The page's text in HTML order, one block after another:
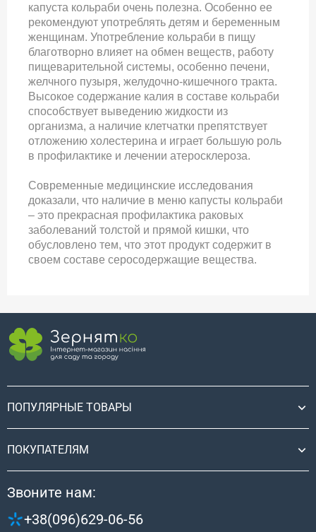
капуста кольраби очень полезна. Особенно ее
рекомендуют употреблять детям и беременным
женщинам. Употребление кольраби в пищу
благотворно влияет на обмен веществ, работу
пищеварительной системы, особенно печени,
желчного пузыря, желудочно-кишечного тракта.
Высокое содержание калия в составе кольраби
способствует выведению жидкости из
организма, а наличие клетчатки препятствует
отложению холестерина и играет большую роль
в профилактике и лечении атеросклероза.
Современные медицинские исследования
доказали, что наличие в меню капусты кольраби
– это прекрасная профилактика раковых
заболеваний толстой и прямой кишки, что
обусловлено тем, что этот продукт содержит в
своем составе серосодержащие вещества.
ПОПУЛЯРНЫЕ ТОВАРЫ
ПОКУПАТЕЛЯМ
Звоните нам:
+38(096)629-06-56